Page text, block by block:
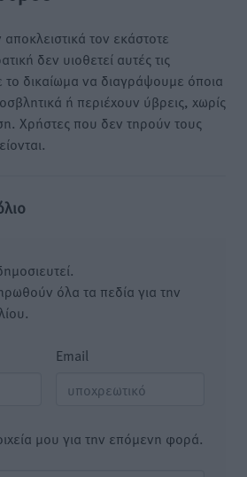
τον εκάστοτε
δεν υιοθετεί αυτές τις
δικαίωμα να διαγράψουμε όποια
ή περιέχουν ύβρεις, χωρίς
Χρήστες που δεν τηρούν τους
όλα τα πεδία για την
Email
μου για την επόμενη φορά.